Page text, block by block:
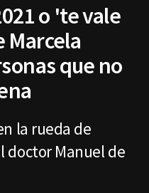
o 'te vale
Marcela
que no
la rueda de
doctor Manuel de